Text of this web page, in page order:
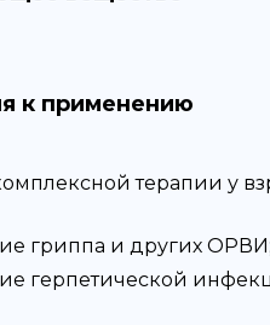
к применению
терапии у
гриппа и других ОРВИ;
герпетической